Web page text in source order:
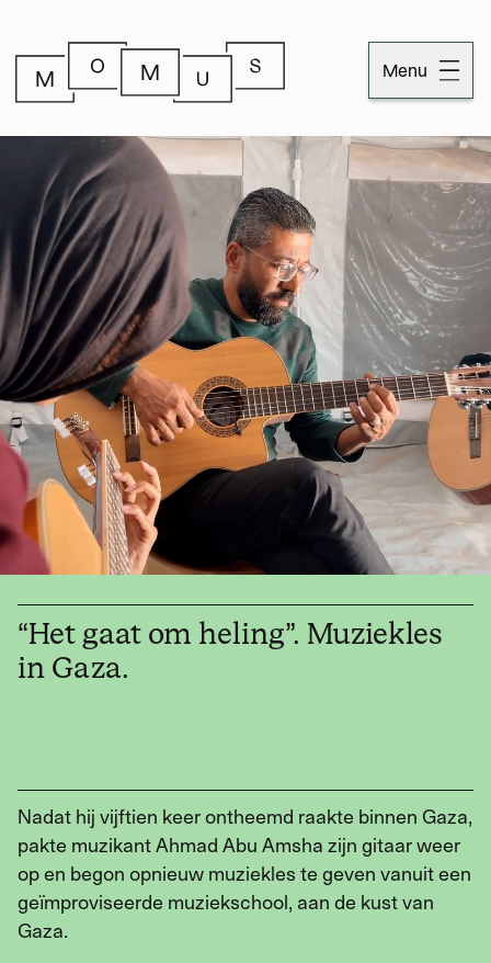
Menu
Dossiers
Publicaties
Momus
Over Momus
Contact
Momus-code
Stichtinginformatie
Werken met Momus
Word meedenker
Word lid
“Het gaat om heling”. Muziekles
in Gaza.
Nadat hij vijftien keer ontheemd raakte binnen Gaza,
pakte muzikant Ahmad Abu Amsha zijn gitaar weer
op en begon opnieuw muziekles te geven vanuit een
geïmproviseerde muziekschool, aan de kust van
Gaza.